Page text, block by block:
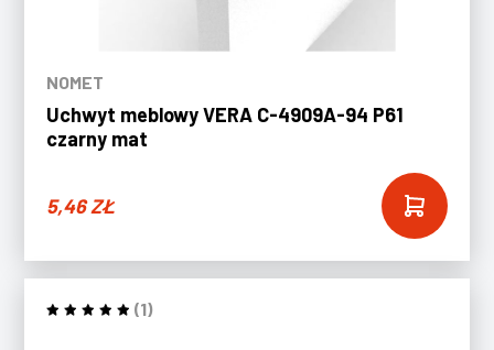
NOMET
Uchwyt meblowy VERA C-4909A-94 P61
czarny mat
5,46ZŁ
(1)